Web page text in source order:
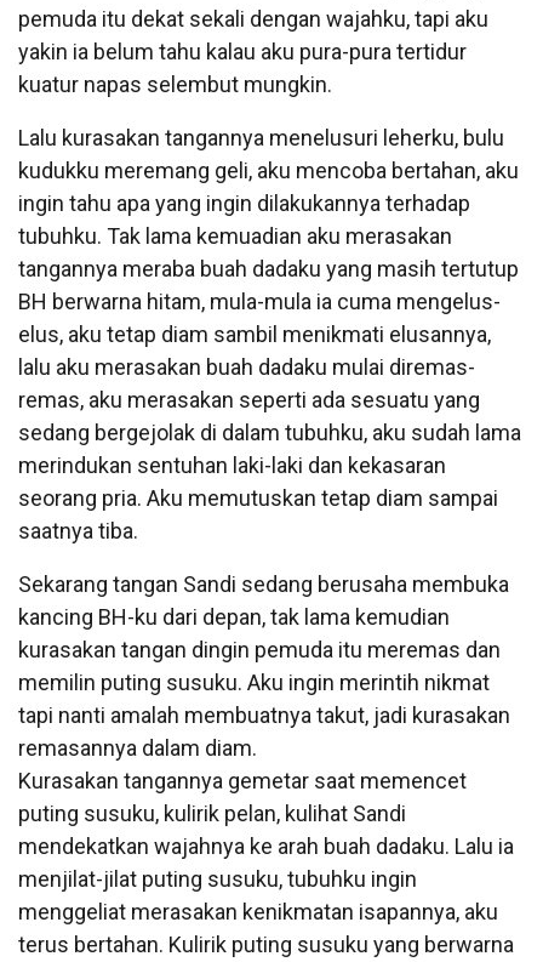
pemuda itu dekat sekali dengan wajahku, tapi aku
yakin ia belum tahu kalau aku pura-pura tertidur
kuatur napas selembut mungkin.
Lalu kurasakan tangannya menelusuri leherku, bulu
kudukku meremang geli, aku mencoba bertahan, aku
ingin tahu apa yang ingin dilakukannya terhadap
tubuhku. Tak lama kemuadian aku merasakan
tangannya meraba buah dadaku yang masih tertutup
BH berwarna hitam, mula-mula ia cuma mengelus-
elus, aku tetap diam sambil menikmati elusannya,
lalu aku merasakan buah dadaku mulai diremas-
remas, aku merasakan seperti ada sesuatu yang
sedang bergejolak di dalam tubuhku, aku sudah lama
merindukan sentuhan laki-laki dan kekasaran
seorang pria. Aku memutuskan tetap diam sampai
saatnya tiba.
Sekarang tangan Sandi sedang berusaha membuka
kancing BH-ku dari depan, tak lama kemudian
kurasakan tangan dingin pemuda itu meremas dan
memilin puting susuku. Aku ingin merintih nikmat
tapi nanti amalah membuatnya takut, jadi kurasakan
remasannya dalam diam.
Kurasakan tangannya gemetar saat memencet
puting susuku, kulirik pelan, kulihat Sandi
mendekatkan wajahnya ke arah buah dadaku. Lalu ia
menjilat-jilat puting susuku, tubuhku ingin
menggeliat merasakan kenikmatan isapannya, aku
terus bertahan. Kulirik puting susuku yang berwarna